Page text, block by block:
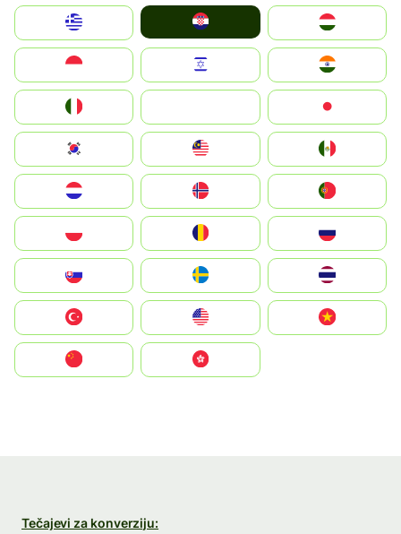
Magyarország
South Korea
United States
中國香港特別行政區
Tečajevi za konverziju: